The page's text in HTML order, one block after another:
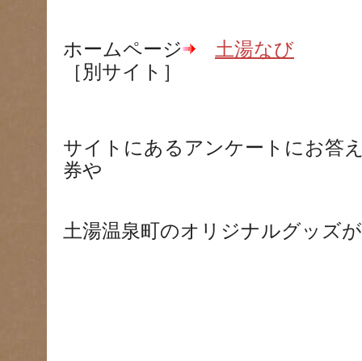
ホームページ
土湯なび
［別サイト］
サイトにあるアンケートにお答
券や
土湯温泉町のオリジナルグッズ